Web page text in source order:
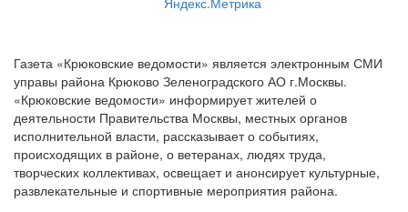
Газета «Крюковские ведомости» является электронным СМИ
управы района Крюково Зеленоградского АО г.Москвы.
«Крюковские ведомости» информирует жителей о
деятельности Правительства Москвы, местных органов
исполнительной власти, рассказывает о событиях,
происходящих в районе, о ветеранах, людях труда,
творческих коллективах, освещает и анонсирует культурные,
развлекательные и спортивные мероприятия района.